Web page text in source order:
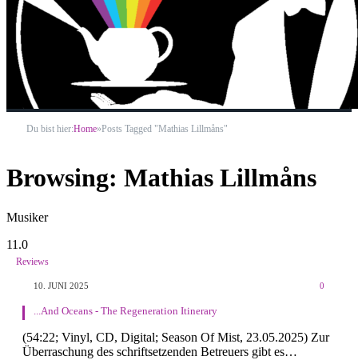
Du bist hier:Home»Posts Tagged "Mathias Lillmåns"
Browsing: Mathias Lillmåns
Musiker
11.0
Reviews
10. JUNI 2025 0
...And Oceans - The Regeneration Itinerary
(54:22; Vinyl, CD, Digital; Season Of Mist, 23.05.2025) Zur
Überraschung des schriftsetzenden Betreuers gibt es…